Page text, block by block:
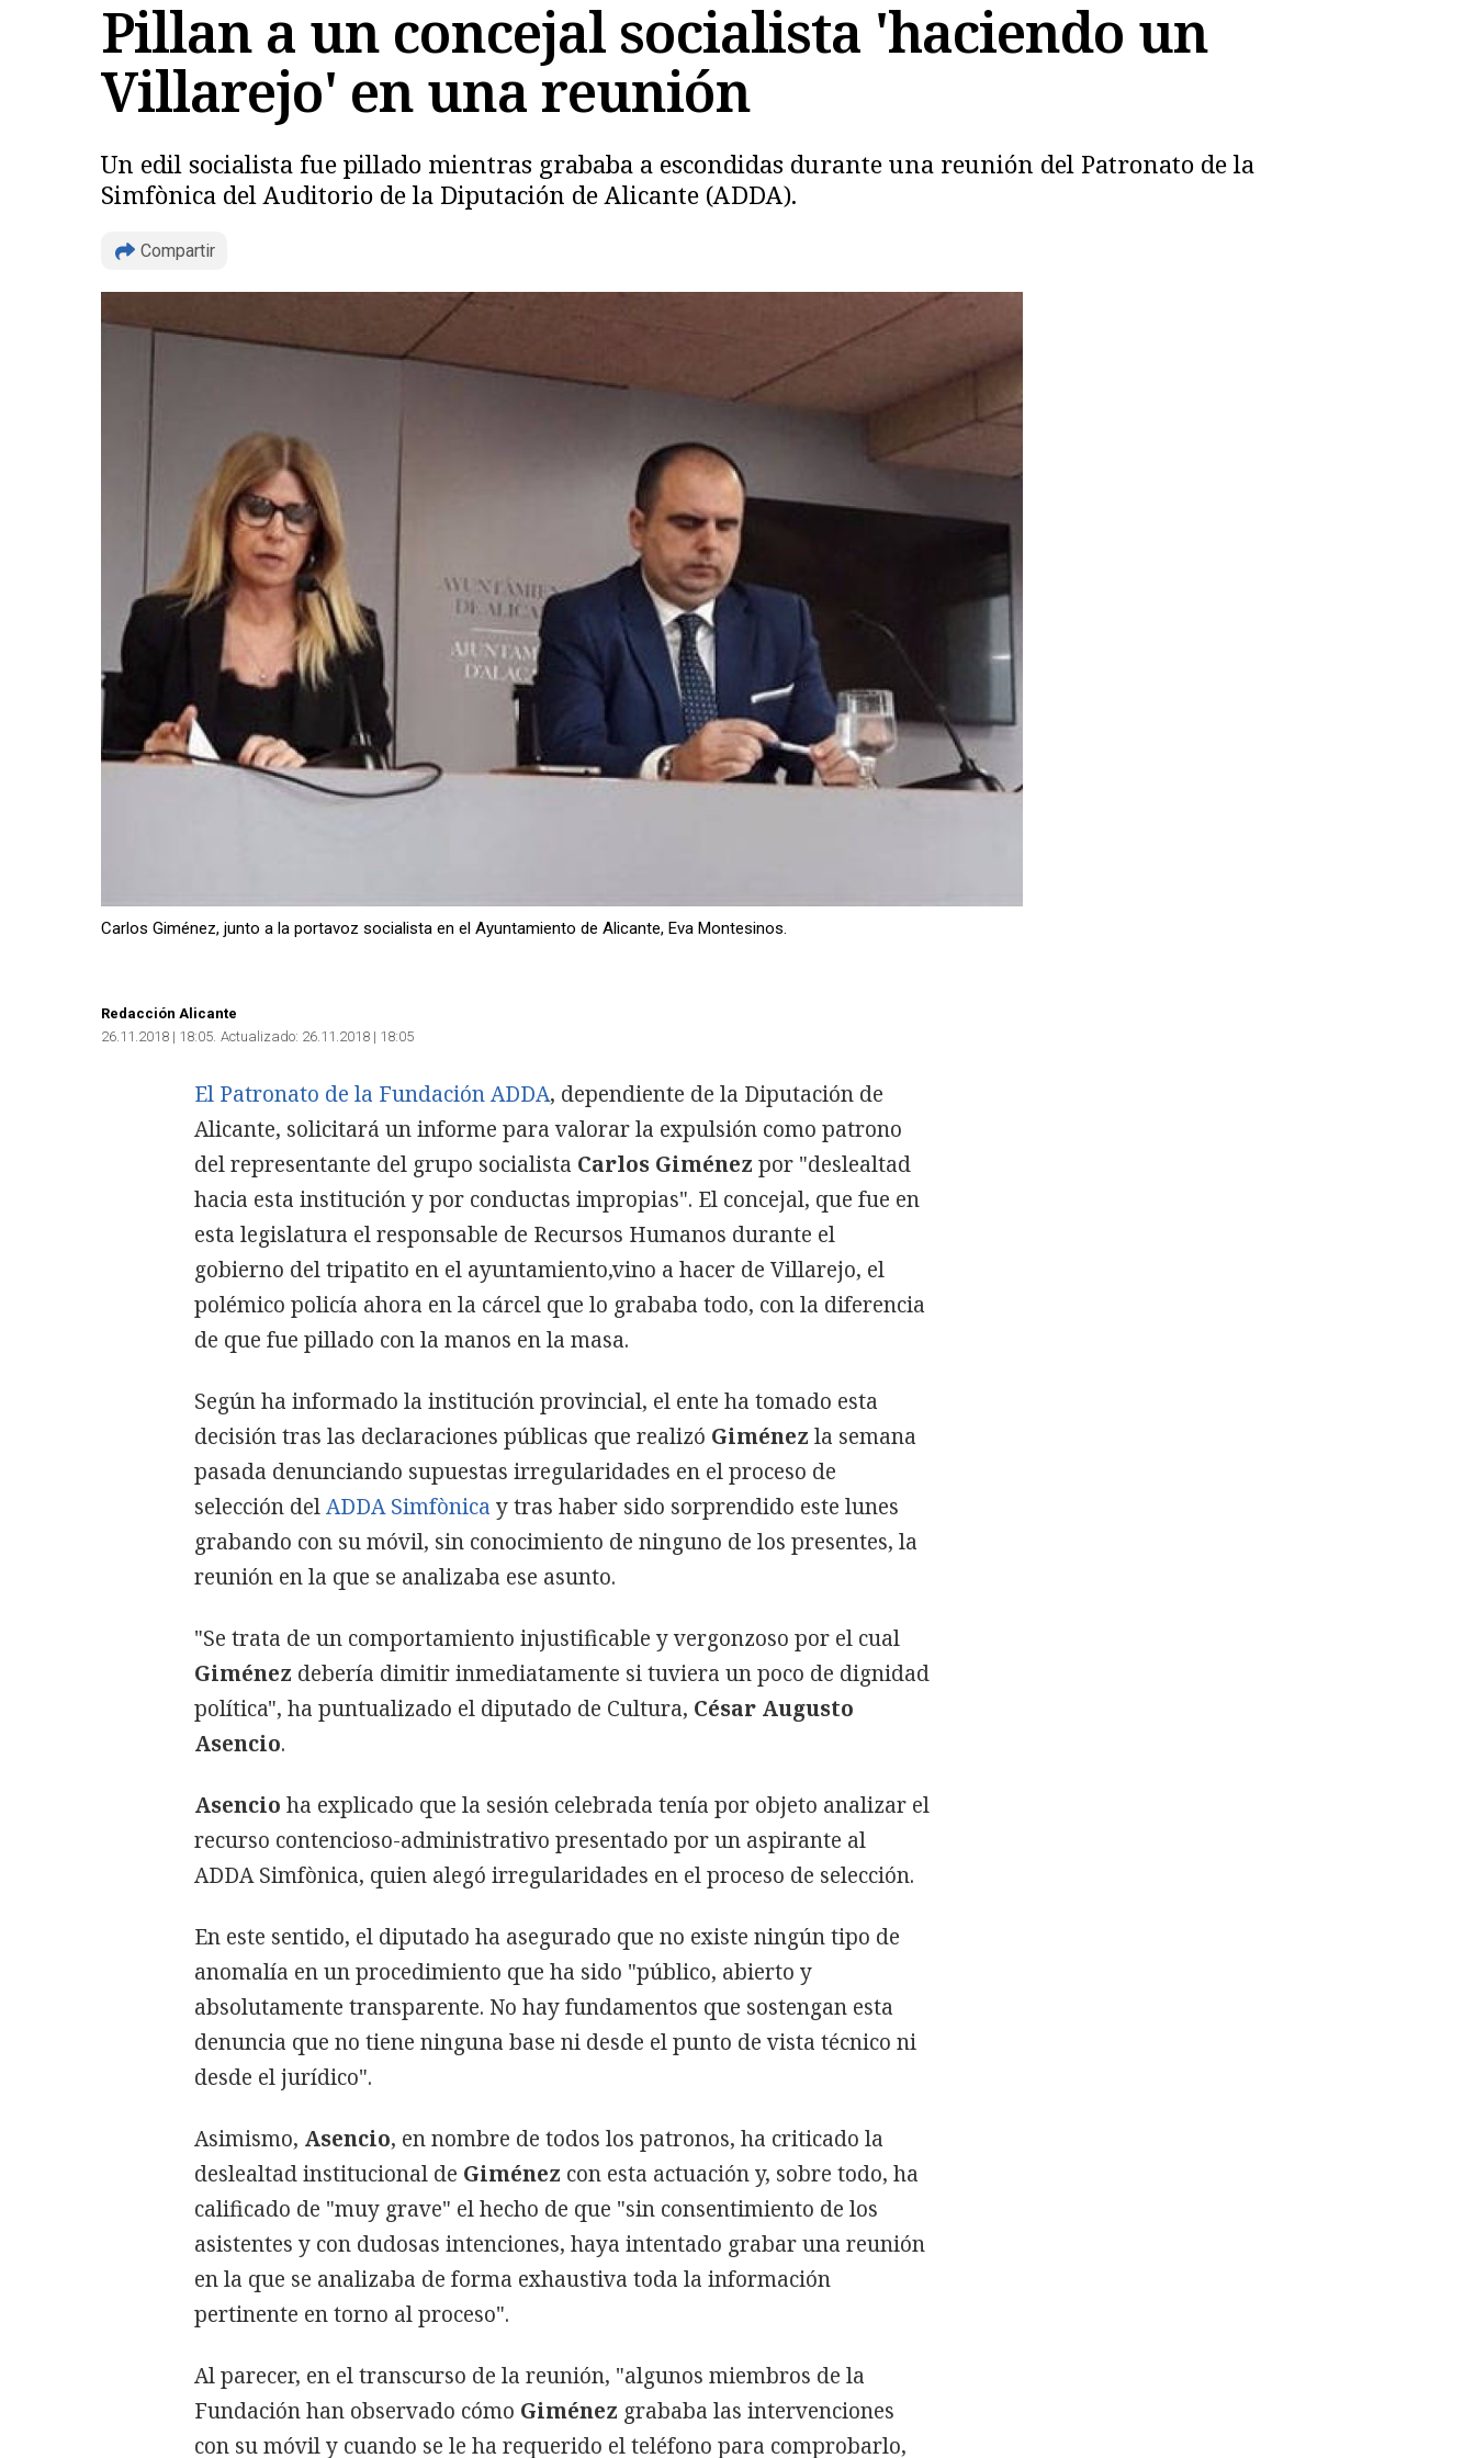
Pillan a un concejal socialista 'haciendo un
Villarejo' en una reunión
Un edil socialista fue pillado mientras grababa a escondidas durante una reunión del Patronato de la
Simfònica del Auditorio de la Diputación de Alicante (ADDA).
Compartir
Copiar
Carlos Giménez, junto a la portavoz socialista en el Ayuntamiento de Alicante, Eva Montesinos.
Redacción Alicante
26.11.2018 | 18:05 Actualizado: 26.11.2018 | 18:05
El Patronato de la Fundación ADDA, dependiente de la Diputación de
Alicante, solicitará un informe para valorar la expulsión como patrono
del representante del grupo socialista Carlos Giménez por "deslealtad
hacia esta institución y por conductas impropias". El concejal, que fue en
esta legislatura el responsable de Recursos Humanos durante el
gobierno del tripatito en el ayuntamiento,vino a hacer de Villarejo, el
polémico policía ahora en la cárcel que lo grababa todo, con la diferencia
de que fue pillado con la manos en la masa.
Según ha informado la institución provincial, el ente ha tomado esta
decisión tras las declaraciones públicas que realizó Giménez la semana
pasada denunciando supuestas irregularidades en el proceso de
selección delADDA Simfònica y tras haber sido sorprendido este lunes
grabando con su móvil, sin conocimiento de ninguno de los presentes, la
reunión en la que se analizaba ese asunto.
"Se trata de un comportamiento injustificable y vergonzoso por el cual
Giménez debería dimitir inmediatamente si tuviera un poco de dignidad
política", ha puntualizado el diputado de Cultura, César Augusto
Asencio.
Asencio ha explicado que la sesión celebrada tenía por objeto analizar el
recurso contencioso-administrativo presentado por un aspirante al
ADDA Simfònica, quien alegó irregularidades en el proceso de selección.
En este sentido, el diputado ha asegurado que no existe ningún tipo de
anomalía en un procedimiento que ha sido "público, abierto y
absolutamente transparente. No hay fundamentos que sostengan esta
denuncia que no tiene ninguna base ni desde el punto de vista técnico ni
desde el jurídico".
Asimismo, Asencio, en nombre de todos los patronos, ha criticado la
deslealtad institucional de Giménez con esta actuación y, sobre todo, ha
calificado de "muy grave" el hecho de que "sin consentimiento de los
asistentes y con dudosas intenciones, haya intentado grabar una reunión
en la que se analizaba de forma exhaustiva toda la información
pertinente en torno al proceso".
Al parecer, en el transcurso de la reunión, "algunos miembros de la
Fundación han observado cómo Giménez grababa las intervenciones
con su móvil y cuando se le ha requerido el teléfono para comprobarlo,